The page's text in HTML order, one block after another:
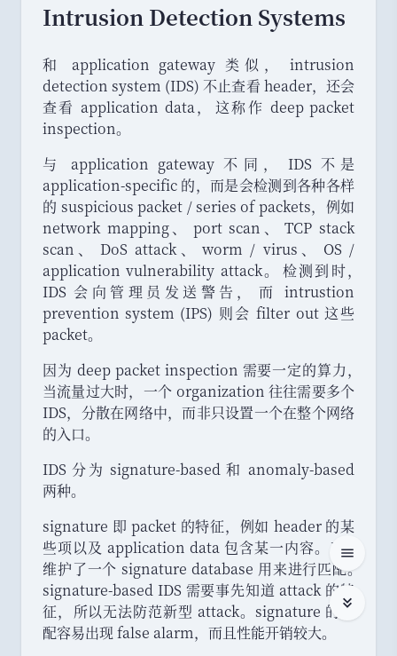
Intrusion Detection Systems
和 application gateway 类似 ，
intrusion
detection system (IDS) 不止查看 header， 还会
查看 application data，
这称作 deep packet
inspection。
与 application gateway 不同 ，
IDS 不是
application-specific 的， 而是会检测到各种各样
的 suspicious packet / series of packets， 例如
network mapping、 port scan 、
TCP stack
scan 、 DoS attack、 worm / virus 、
OS /
application vulnerability attack。 检测到时，
IDS 会向管理员发送警告 ，
而 intrustion
prevention system (IPS) 则会 filter out 这些
packet。
因为 deep packet inspection 需要一定的算力，
当流量过大时，
一个 organization 往往需要多个
IDS， 分散在网络中， 而非只设置一个在整个网络
的入口。
IDS 分为 signature-based 和 anomaly-based
两种。
signature 即 packet 的特征， 例如 header 的某
些项以及 application data 包含某一内容。 IDS
维护了一个 signature database 用来进行匹配。
signature-based IDS 需要事先知道 attack 的特
征， 所以无法防范新型 attack。 signature 的匹
配容易出现 false alarm， 而且性能开销较大。